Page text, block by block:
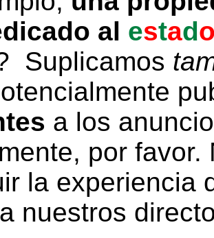
al estad
Suplicamos
a los
por
la experiencia
nuestros